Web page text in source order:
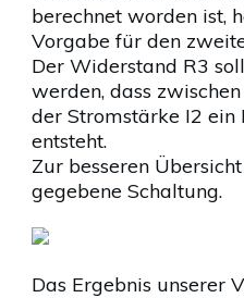
berechnet worden ist,
Vorgabe für den
Der Widerstand R3
werden, dass
der Stromstärke I2 ein
entsteht.
Zur besseren
gegebene Schaltung.
Das Ergebnis unserer